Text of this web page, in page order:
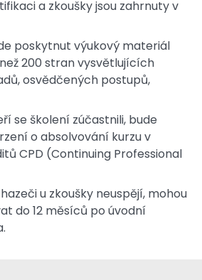
a zkoušky jsou zahrnuty v
poskytnut výukový materiál
200 stran vysvětlujících
osvědčených postupů,
se školení zúčastnili, bude
o absolvování kurzu v
CPD (Continuing Professional
u zkoušky neuspějí, mohou
do 12 měsíců po úvodní